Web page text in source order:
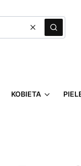
WyczyśćSzukaj
KOBIETA